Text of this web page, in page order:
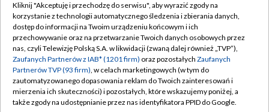
TVP
Abonament TVP
Emisja w TVP
Centrum informacji TVP
Naziemna Telewizja Cyfrowa
Regulamin TVP
Polityka prywatności
Moje zgody
Pomoc
Kliknij "Akceptuję i przechodzę do serwisu", aby wyrazić zgody na
korzystanie z technologii automatycznego śledzenia i zbierania danych,
dostęp do informacji na Twoim urządzeniu końcowym i ich
przechowywanie oraz na przetwarzanie Twoich danych osobowych przez
nas, czyli Telewizję Polską S.A. w likwidacji (zwaną dalej również „TVP”),
Zaufanych Partnerów z IAB* (1201 firm) oraz pozostałych Zaufanych
Partnerów TVP (93 firm), w celach marketingowych (w tym do
zautomatyzowanego dopasowania reklam do Twoich zainteresowań i
mierzenia ich skuteczności) i pozostałych, które wskazujemy poniżej, a
także zgody na udostępnianie przez nas identyfikatora PPID do Google.